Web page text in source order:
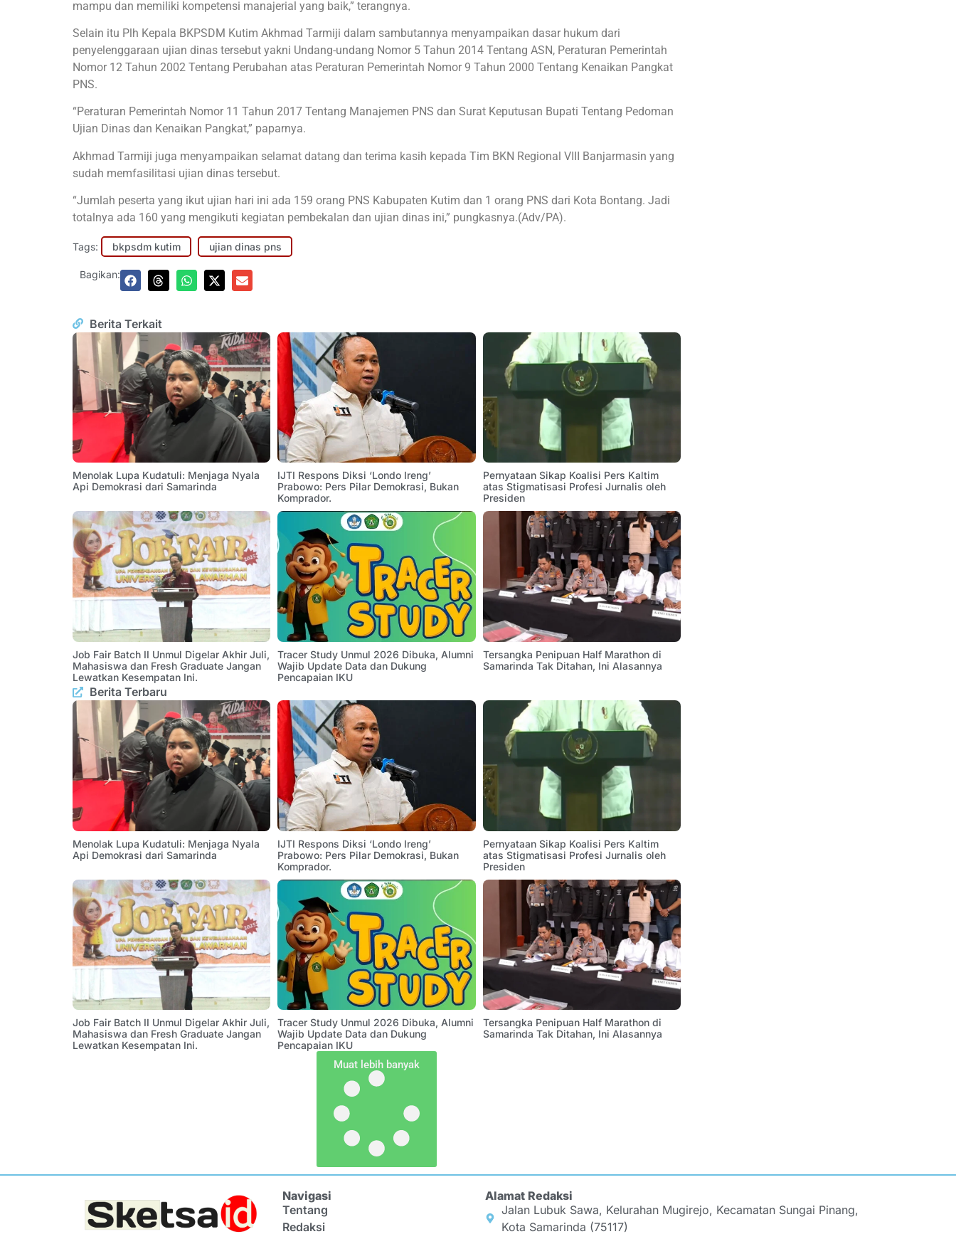
mampu dan memiliki kompetensi manajerial yang baik,” terangnya.
Selain itu Plh Kepala BKPSDM Kutim Akhmad Tarmiji dalam sambutannya menyampaikan dasar hukum dari
penyelenggaraan ujian dinas tersebut yakni Undang-undang Nomor 5 Tahun 2014 Tentang ASN, Peraturan Pemerintah
Nomor 12 Tahun 2002 Tentang Perubahan atas Peraturan Pemerintah Nomor 9 Tahun 2000 Tentang Kenaikan Pangkat
PNS.
“Peraturan Pemerintah Nomor 11 Tahun 2017 Tentang Manajemen PNS dan Surat Keputusan Bupati Tentang Pedoman
Ujian Dinas dan Kenaikan Pangkat,” paparnya.
Akhmad Tarmiji juga menyampaikan selamat datang dan terima kasih kepada Tim BKN Regional VIII Banjarmasin yang
sudah memfasilitasi ujian dinas tersebut.
“Jumlah peserta yang ikut ujian hari ini ada 159 orang PNS Kabupaten Kutim dan 1 orang PNS dari Kota Bontang. Jadi
totalnya ada 160 yang mengikuti kegiatan pembekalan dan ujian dinas ini,” pungkasnya.(Adv/PA).
Tags: bkpsdm kutim ujian dinas pns
Bagikan:
Berita Terkait
Menolak Lupa Kudatuli: Menjaga Nyala
Api Demokrasi dari Samarinda
IJTI Respons Diksi ‘Londo Ireng’
Prabowo: Pers Pilar Demokrasi, Bukan
Komprador.
Pernyataan Sikap Koalisi Pers Kaltim
atas Stigmatisasi Profesi Jurnalis oleh
Presiden
Job Fair Batch II Unmul Digelar Akhir Juli,
Mahasiswa dan Fresh Graduate Jangan
Lewatkan Kesempatan Ini.
Tracer Study Unmul 2026 Dibuka, Alumni
Wajib Update Data dan Dukung
Pencapaian IKU
Tersangka Penipuan Half Marathon di
Samarinda Tak Ditahan, Ini Alasannya
Berita Terbaru
Menolak Lupa Kudatuli: Menjaga Nyala
Api Demokrasi dari Samarinda
IJTI Respons Diksi ‘Londo Ireng’
Prabowo: Pers Pilar Demokrasi, Bukan
Komprador.
Pernyataan Sikap Koalisi Pers Kaltim
atas Stigmatisasi Profesi Jurnalis oleh
Presiden
Job Fair Batch II Unmul Digelar Akhir Juli,
Mahasiswa dan Fresh Graduate Jangan
Lewatkan Kesempatan Ini.
Tracer Study Unmul 2026 Dibuka, Alumni
Wajib Update Data dan Dukung
Pencapaian IKU
Tersangka Penipuan Half Marathon di
Samarinda Tak Ditahan, Ini Alasannya
Muat lebih banyak
Navigasi
Tentang
Redaksi
Alamat Redaksi
Jalan Lubuk Sawa, Kelurahan Mugirejo, Kecamatan Sungai Pinang,
Kota Samarinda (75117)